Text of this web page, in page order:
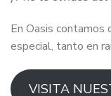
En Oasis
especial, tanto en
VISITA